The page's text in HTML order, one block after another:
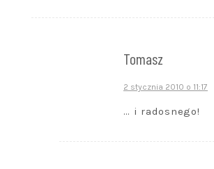
Tomasz
2 stycznia 2010 o 11:17
… i radosnego!